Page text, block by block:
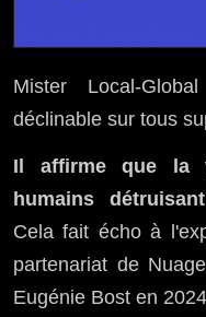
Mister Local-
déclinable sur tous
Il affirme que la
humains
Cela fait écho à
partenariat de
Eugénie Bost en